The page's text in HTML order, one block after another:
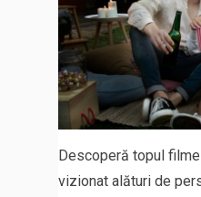
Descoperă topul
vizionat alături de